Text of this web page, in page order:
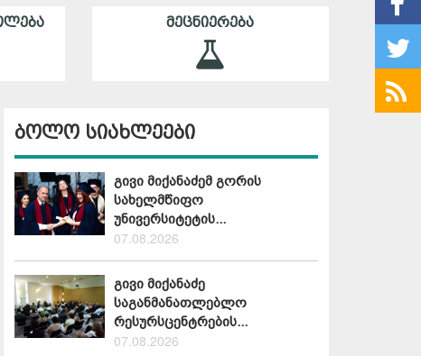
ᲛᲔᲪᲜᲘᲔᲠᲔᲑᲐ
ბოლო სიახლეები
გივი მიქანაძემ გორის
სახელმწიფო
უნივერსიტეტის...
07.08.2026
გივი მიქანაძე
საგანმანათლებლო
რესურსცენტრების...
07.08.2026